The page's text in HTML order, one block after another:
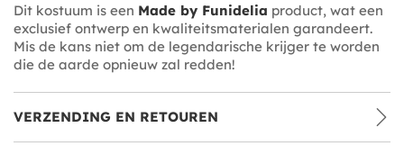
Dit kostuum is een Made by Funidelia product, wat een
exclusief ontwerp en kwaliteitsmaterialen garandeert.
Mis de kans niet om de legendarische krijger te worden
die de aarde opnieuw zal redden!
VERZENDING EN RETOUREN